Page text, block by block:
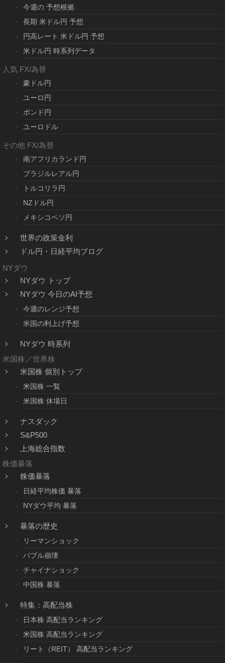
今週の 予想根拠
長期 米ドル円 予想
円高レート 米ドル円 予想
米ドル円 時系列データ
人気 FX/為替
豪ドル円
ユーロ円
ポンド円
ユーロドル
その他 FX/為替
南アフリカランド円
ブラジルレアル円
トルコリラ円
NZドル円
メキシコペソ円
世界の政策金利
ドル円・日経平均ブログ
NYダウ
NYダウ トップ
NYダウ 今日のAI予想
今週のレンジ予想
米国の利上げ予想
NYダウ 時系列
米国株／世界株
米国株 個別トップ
米国株 一覧
米国株 休場日
ナスダック
S&P500
上海総合指数
株価暴落
株価暴落
日経平均株価 暴落
NYダウ平均 暴落
暴落の歴史
リーマンショック
バブル崩壊
チャイナショック
中国株 暴落
特集：高配当株
日本株 高配当ランキング
米国株 高配当ランキング
リート（REIT） 高配当ランキング